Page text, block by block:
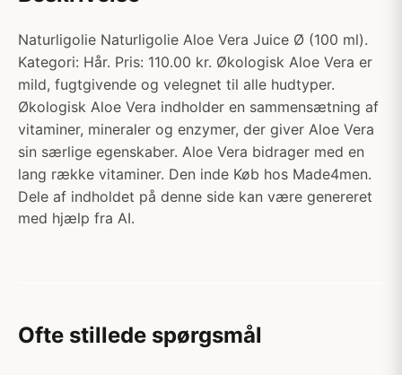
Naturligolie Naturligolie Aloe Vera Juice Ø (100 ml).
Kategori: Hår. Pris: 110.00 kr. Økologisk Aloe Vera er
mild, fugtgivende og velegnet til alle hudtyper.
Økologisk Aloe Vera indholder en sammensætning af
vitaminer, mineraler og enzymer, der giver Aloe Vera
sin særlige egenskaber. Aloe Vera bidrager med en
lang række vitaminer. Den inde Køb hos Made4men.
Dele af indholdet på denne side kan være genereret
med hjælp fra AI.
Ofte stillede spørgsmål